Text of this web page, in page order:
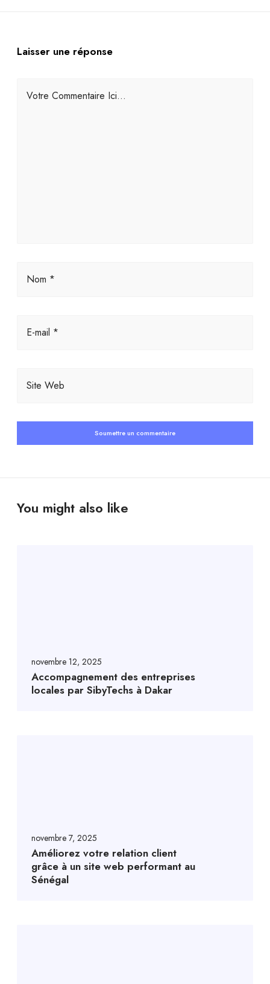
Laisser une réponse
Votre Commentaire Ici...
Nom *
E-mail *
Site Web
You might also like
novembre 12, 2025
Accompagnement des entreprises
locales par SibyTechs à Dakar
novembre 7, 2025
Améliorez votre relation client
grâce à un site web performant au
Sénégal